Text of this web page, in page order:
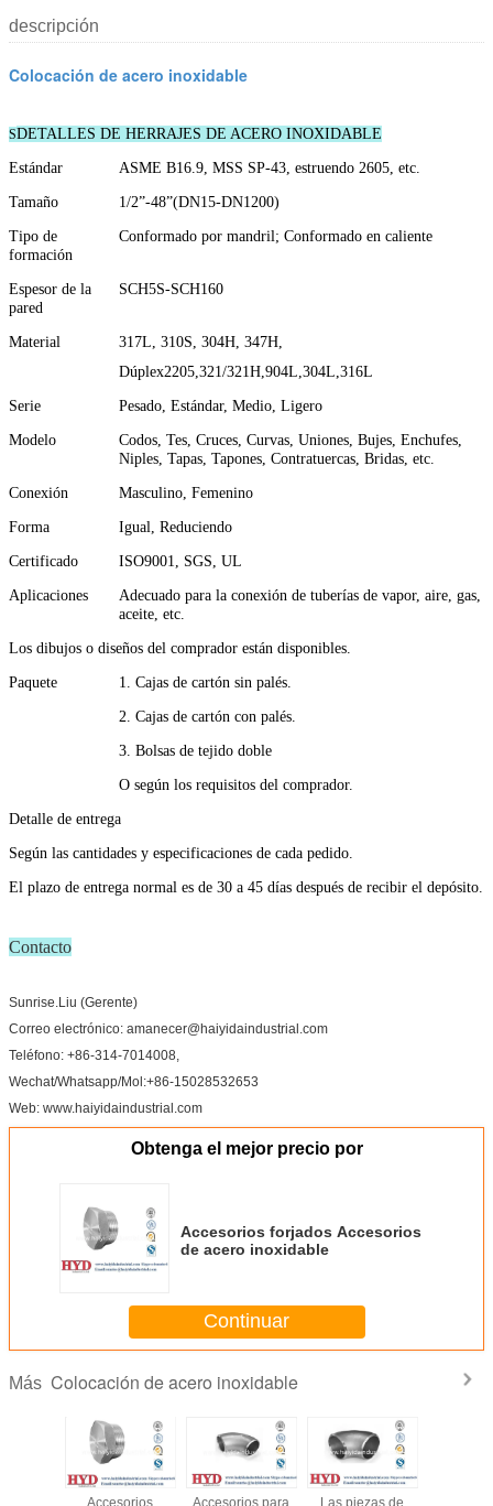
descripción
Colocación de acero inoxidable
SDETALLES DE HERRAJES DE ACERO INOXIDABLE
Estándar ASME B16.9, MSS SP-43, estruendo 2605, etc.
Tamaño 1/2”-48”(DN15-DN1200)
Tipo de
formación
Conformado por mandril; Conformado en caliente
Espesor de la
pared
SCH5S-SCH160
Material
317L, 310S, 304H, 347H,
Dúplex2205,321/321H,904L,304L,316L
Serie Pesado, Estándar, Medio, Ligero
Modelo
Codos, Tes, Cruces, Curvas, Uniones, Bujes, Enchufes,
Niples, Tapas, Tapones, Contratuercas, Bridas, etc.
Conexión Masculino, Femenino
Forma Igual, Reduciendo
Certificado ISO9001, SGS, UL
Aplicaciones
Adecuado para la conexión de tuberías de vapor, aire, gas,
aceite, etc.
Los dibujos o diseños del comprador están disponibles.
Paquete 1. Cajas de cartón sin palés.
2. Cajas de cartón con palés.
3. Bolsas de tejido doble
O según los requisitos del comprador.
Detalle de entrega
Según las cantidades y especificaciones de cada pedido.
El plazo de entrega normal es de 30 a 45 días después de recibir el depósito.
Contacto
Sunrise.Liu (Gerente)
Correo electrónico: amanecer@haiyidaindustrial.com
Teléfono: +86-314-7014008,
Wechat/Whatsapp/Mol:+86-15028532653
Web: www.haiyidaindustrial.com
Obtenga el mejor precio por
Accesorios forjados Accesorios
de acero inoxidable
Continuar
Más Colocación de acero inoxidable
Accesorios Accesorios para Las piezas de